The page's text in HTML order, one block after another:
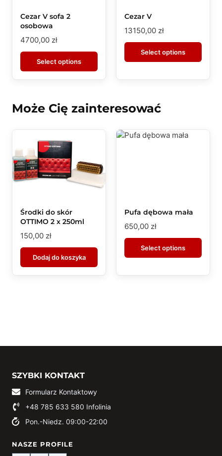
Cezar V sofa 2
osobowa
4700,00 zł
Select options
Cezar V
13150,00 zł
Select options
Może Cię zainteresować
Środki do skór
OTTIMO 2 x 250ml
150,00 zł
Dodaj do koszyka
Pufa dębowa mała
650,00 zł
Select options
SZYBKI KONTAKT
Formularz Kontaktowy
+48 785 633 580 Infolinia
Pon.-Niedz. 09:00-22:00
NASZE PROFILE